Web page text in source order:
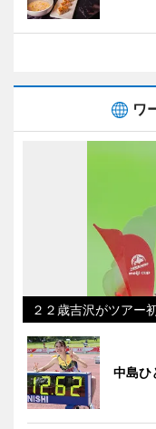
ワ
２２歳吉沢がツア
中島ひ